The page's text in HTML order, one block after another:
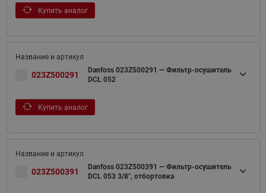
Купить аналог
023Z500291
Danfoss 023Z500291 — Фильтр-осушитель
DCL 052
Купить аналог
023Z500391
Danfoss 023Z500391 — Фильтр-осушитель
DCL 053 3/8", отбортовка